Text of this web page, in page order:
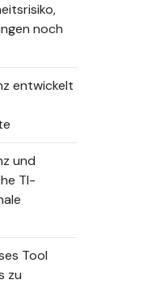
noch
entwickelt
und
TI-
Tool
zu